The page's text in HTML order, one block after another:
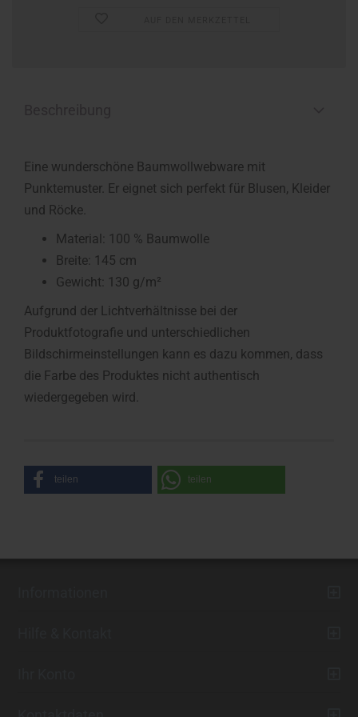
Eine wunderschöne Baumwollwebware mit
Punktemuster. Er eignet sich perfekt für Blusen, Kleider
und Röcke.
Material: 100 % Baumwolle
Breite: 145 cm
Gewicht: 130 g/m²
Aufgrund der Lichtverhältnisse bei der
Produktfotografie und unterschiedlichen
Bildschirmeinstellungen kann es dazu kommen, dass
die Farbe des Produktes nicht authentisch
wiedergegeben wird.
teilen teilen